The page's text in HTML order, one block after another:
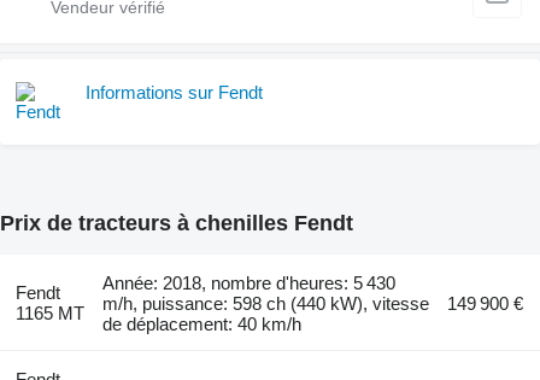
Informations sur Fendt
Prix de tracteurs à chenilles Fendt
Fendt
1165 MT
Année: 2018, nombre d'heures: 5 430
m/h, puissance: 598 ch (440 kW), vitesse
de déplacement: 40 km/h
149 900 €